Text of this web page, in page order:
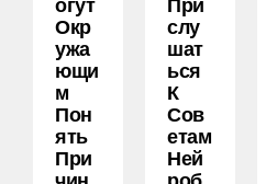
Окр
Ужа
Ющи
М
Пон
Ять
При
Слу
Шат
Ься
К
Сов
Етам
Ней